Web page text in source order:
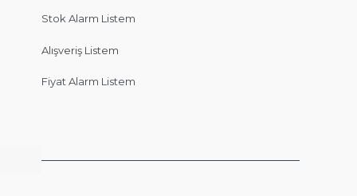
Stok Alarm Listem
Alışveriş Listem
Fiyat Alarm Listem